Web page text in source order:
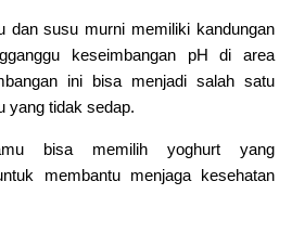
dan susu murni memiliki kandungan
keseimbangan pH di area
ini bisa menjadi salah satu
yang tidak sedap.
bisa memilih yoghurt yang
membantu menjaga kesehatan